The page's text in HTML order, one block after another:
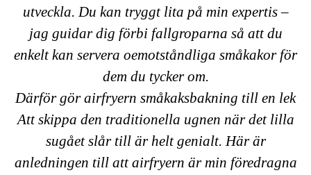
utveckla. Du kan tryggt lita på min expertis –
jag guidar dig förbi fallgroparna så att du
enkelt kan servera oemotståndliga småkakor för
dem du tycker om.
Därför gör airfryern småkaksbakning till en lek
Att skippa den traditionella ugnen när det lilla
sugået slår till är helt genialt. Här är
anledningen till att airfryern är min föredragna